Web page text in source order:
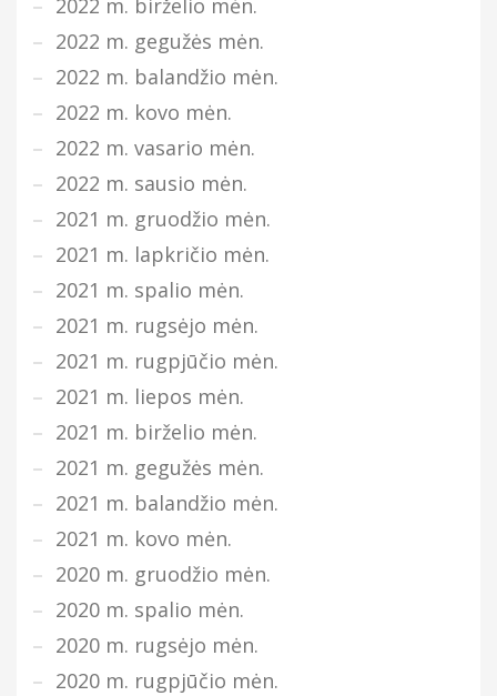
2022 m. birželio mėn.
2022 m. gegužės mėn.
2022 m. balandžio mėn.
2022 m. kovo mėn.
2022 m. vasario mėn.
2022 m. sausio mėn.
2021 m. gruodžio mėn.
2021 m. lapkričio mėn.
2021 m. spalio mėn.
2021 m. rugsėjo mėn.
2021 m. rugpjūčio mėn.
2021 m. liepos mėn.
2021 m. birželio mėn.
2021 m. gegužės mėn.
2021 m. balandžio mėn.
2021 m. kovo mėn.
2020 m. gruodžio mėn.
2020 m. spalio mėn.
2020 m. rugsėjo mėn.
2020 m. rugpjūčio mėn.